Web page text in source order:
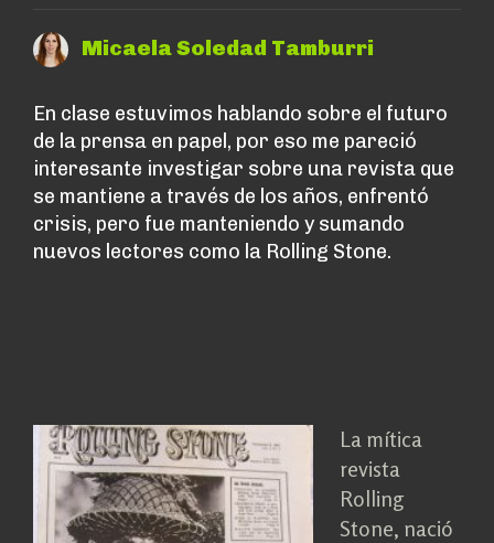
Micaela Soledad Tamburri
En clase estuvimos hablando sobre el futuro
de la prensa en papel, por eso me pareció
interesante investigar sobre una revista que
se mantiene a través de los años, enfrentó
crisis, pero fue manteniendo y sumando
nuevos lectores como la Rolling Stone.
La mítica
revista
Rolling
Stone, nació